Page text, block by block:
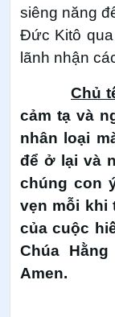
siêng năng
Đức Kitô
lãnh nhận
Chủ
cảm tạ và
nhân loại
để ở lại và
chúng con
vẹn mỗi khi
của cuộc
Chúa
Amen.